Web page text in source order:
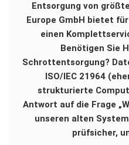
Entsorgung von
Europe GmbH bietet
einen
Benötigen Sie
Schrottentsorgung?
ISO/IEC 21964
strukturierte
Antwort auf die Frage
unseren alten
prüfsicher,